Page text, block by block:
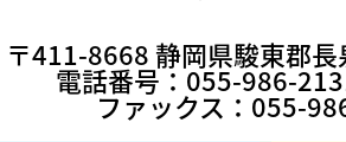
〒411-8668 静岡県駿東郡
電話番号：055-986-
ファックス：055-